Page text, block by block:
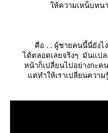
ห้ความเหน็บหนา
คือ . . ผู้ชายคนนี้นี่ยังไ
ได้ตลอดเลยจริงๆ มันแปล
หน้าก็เปลี่ยนไปอย่างกะค
ต่ทำให้เราเปลี่ยนความ